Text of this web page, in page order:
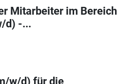
Mitarbeiter im Bereich
d) -...
w/d) für die